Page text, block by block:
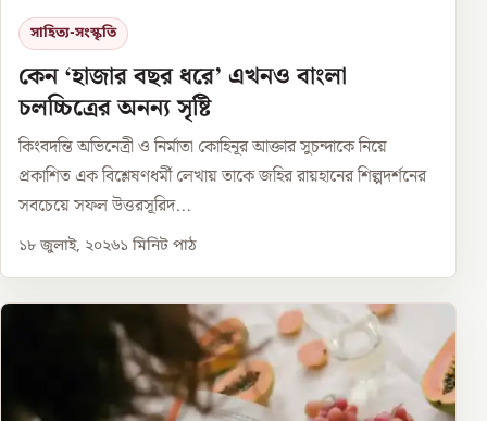
সাহিত্য-সংস্কৃতি
কেন ‘হাজার বছর ধরে’ এখনও বাংলা
চলচ্চিত্রের অনন্য সৃষ্টি
কিংবদন্তি অভিনেত্রী ও নির্মাতা কোহিনূর আক্তার সুচন্দাকে নিয়ে
প্রকাশিত এক বিশ্লেষণধর্মী লেখায় তাকে জহির রায়হানের শিল্পদর্শনের
সবচেয়ে সফল উত্তরসূরিদ...
১৮ জুলাই, ২০২৬১ মিনিট পাঠ